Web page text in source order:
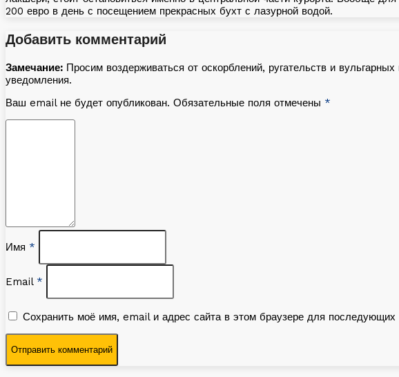
200 евро в день с посещением прекрасных бухт с лазурной водой.
Добавить комментарий
Замечание: Просим воздерживаться от оскорблений, ругательств и
уведомления.
Ваш email не будет опубликован. Обязательные поля отмечены *
Имя *
Email *
Сохранить моё имя, email и адрес сайта в этом браузере для последующих